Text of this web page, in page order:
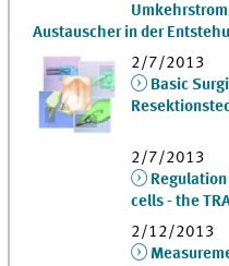
Austauscher in der
2/7/2013
Basic
2/7/2013
cells - the
2/12/2013